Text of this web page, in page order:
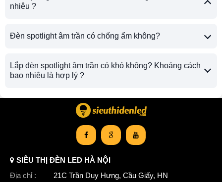
nhiêu ?
Đèn spotlight âm trần có chống ẩm không?
Lắp đèn spotlight âm trần có khó không? Khoảng cách
bao nhiêu là hợp lý ?
SIÊU THỊ ĐÈN LED HÀ NỘI
Địa chỉ :
21C Trần Duy Hưng, Cầu Giấy, HN